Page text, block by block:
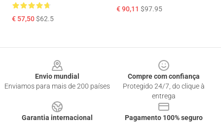
€ 57,50$62.5
€ 90,11 $97.95
Envio mundial
Enviamos para mais de 200 países
Compre com confiança
Protegido 24/7, do clique à
entrega
Garantia internacional
Pagamento 100% seguro